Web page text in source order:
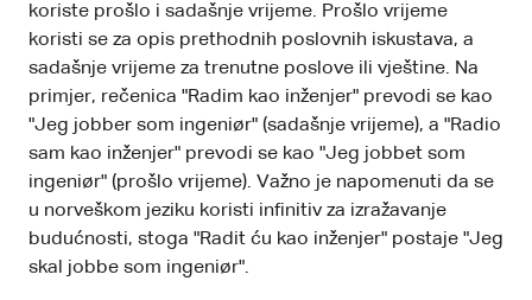
koriste prošlo i sadašnje vrijeme. Prošlo vrijeme
koristi se za opis prethodnih poslovnih iskustava, a
sadašnje vrijeme za trenutne poslove ili vještine. Na
primjer, rečenica "Radim kao inženjer" prevodi se kao
"Jeg jobber som ingeniør" (sadašnje vrijeme), a "Radio
sam kao inženjer" prevodi se kao "Jeg jobbet som
ingeniør" (prošlo vrijeme). Važno je napomenuti da se
u norveškom jeziku koristi infinitiv za izražavanje
budućnosti, stoga "Radit ću kao inženjer" postaje "Jeg
skal jobbe som ingeniør".